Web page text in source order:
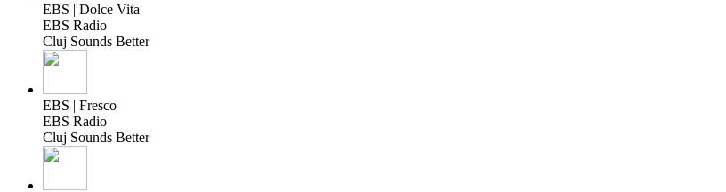
EBS | Dolce Vita
EBS Radio
Cluj Sounds Better
EBS | Fresco
EBS Radio
Cluj Sounds Better